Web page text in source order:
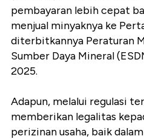
pembayaran lebih cepat
menjual minyaknya ke
diterbitkannya Peraturan
Sumber Daya Mineral
2025.
Adapun, melalui regulasi
memberikan legalitas
perizinan usaha, baik